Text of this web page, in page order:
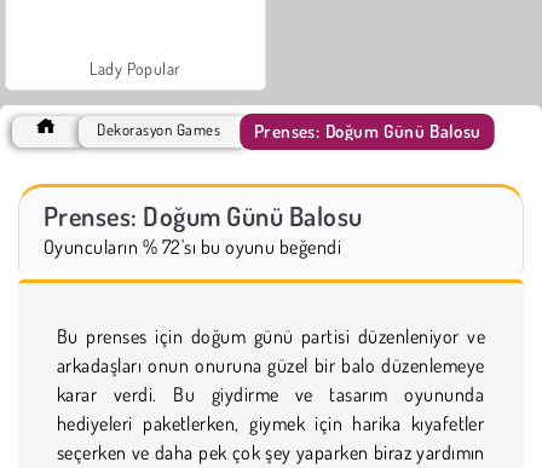
Lady Popular
Dekorasyon Games Prenses: Doğum Günü Balosu
Prenses: Doğum Günü Balosu
Oyuncuların % 72'sı bu oyunu beğendi
Bu prenses için doğum günü partisi düzenleniyor ve
arkadaşları onun onuruna güzel bir balo düzenlemeye
karar verdi. Bu giydirme ve tasarım oyununda
hediyeleri paketlerken, giymek için harika kıyafetler
seçerken ve daha pek çok şey yaparken biraz yardımın